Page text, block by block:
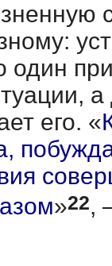
один
его. «
»22,